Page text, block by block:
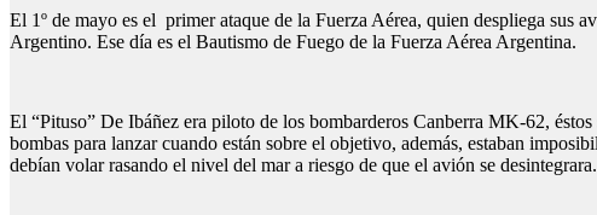
El 1º de mayo es el primer ataque de la Fuerza Aérea, quien despliega sus
Argentino. Ese día es el Bautismo de Fuego de la Fuerza Aérea Argentina.
El “Pituso” De Ibáñez era piloto de los bombarderos Canberra MK-62,
bombas para lanzar cuando están sobre el objetivo, además, estaban
debían volar rasando el nivel del mar a riesgo de que el avión se desintegrara.